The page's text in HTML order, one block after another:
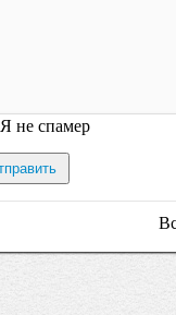
Я спамер
Я не спамер